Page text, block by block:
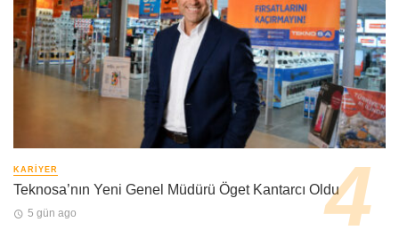
KARIYER
Teknosa’nın Yeni Genel Müdürü Öget Kantarcı Oldu
5 gün ago